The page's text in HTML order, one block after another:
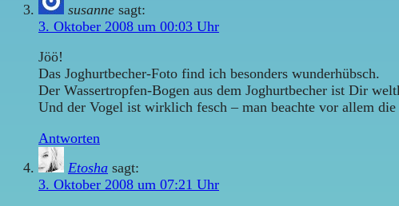
susanne sagt:
3. Oktober 2008 um 00:03 Uhr
Jöö!
Das Joghurtbecher-Foto find ich besonders wunderhübsch.
Der Wassertropfen-Bogen aus dem Joghurtbecher ist Dir
Und der Vogel ist wirklich fesch – man beachte vor allem
Antworten
Etosha sagt:
3. Oktober 2008 um 07:21 Uhr